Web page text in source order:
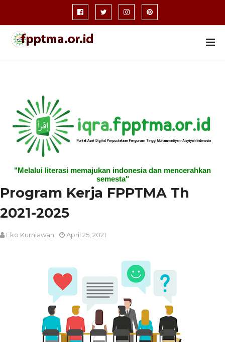
"Melalui literasi memajukan indonesia dan mencerahkan
semesta"
Program Kerja FPPTMA Th
2021-2025
Eko Kurniawan April 25, 2021